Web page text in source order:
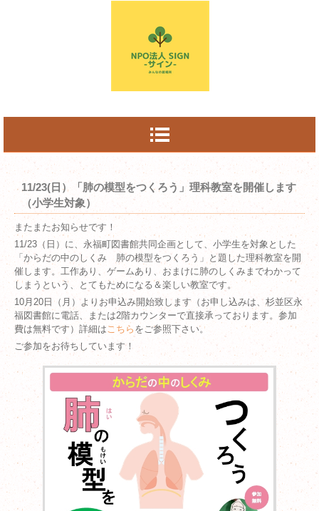
11/23(日）「肺の模型をつくろう」理科教室を開催します
（小学生対象）
またまたお知らせです！
11/23（日）に、永福町図書館共同企画として、小学生を対象とした
「からだの中のしくみ 肺の模型をつくろう」と題した理科教室を開
催します。工作あり、ゲームあり、おまけに肺のしくみまでわかって
しまうという、とてもためになる＆楽しい教室です。
10月20日（月）よりお申込み開始致します（お申し込みは、杉並区永
福図書館に電話、または2階カウンターで直接承っております。参加
費は無料です）詳細はこちら をご参照下さい。
ご参加をお待ちしています！